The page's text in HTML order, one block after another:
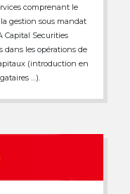
comprenant le
gestion sous mandat
Capital Securities
dans les opérations de
(introduction en
…).